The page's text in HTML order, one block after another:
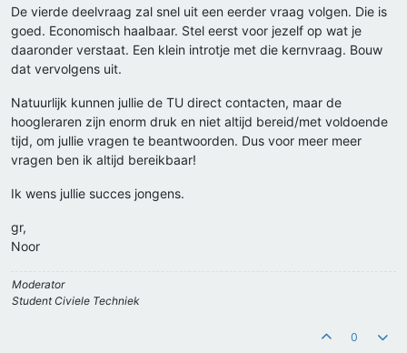
De vierde deelvraag zal snel uit een eerder vraag volgen. Die is
goed. Economisch haalbaar. Stel eerst voor jezelf op wat je
daaronder verstaat. Een klein introtje met die kernvraag. Bouw
dat vervolgens uit.
Natuurlijk kunnen jullie de TU direct contacten, maar de
hoogleraren zijn enorm druk en niet altijd bereid/met voldoende
tijd, om jullie vragen te beantwoorden. Dus voor meer meer
vragen ben ik altijd bereikbaar!
Ik wens jullie succes jongens.
gr,
Noor
Moderator
Student Civiele Techniek
0